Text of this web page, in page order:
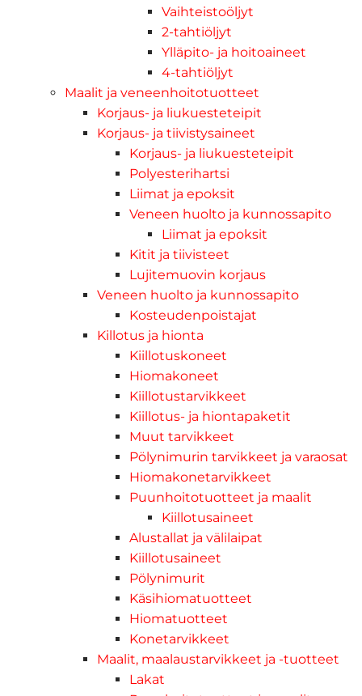
Vaihteistoöljyt
2-tahtiöljyt
Ylläpito- ja hoitoaineet
4-tahtiöljyt
Maalit ja veneenhoitotuotteet
Korjaus- ja liukuesteteipit
Korjaus- ja tiivistysaineet
Korjaus- ja liukuesteteipit
Polyesterihartsi
Liimat ja epoksit
Veneen huolto ja kunnossapito
Liimat ja epoksit
Kitit ja tiivisteet
Lujitemuovin korjaus
Veneen huolto ja kunnossapito
Kosteudenpoistajat
Killotus ja hionta
Kiillotuskoneet
Hiomakoneet
Kiillotustarvikkeet
Kiillotus- ja hiontapaketit
Muut tarvikkeet
Pölynimurin tarvikkeet ja varaosat
Hiomakonetarvikkeet
Puunhoitotuotteet ja maalit
Kiillotusaineet
Alustallat ja välilaipat
Kiillotusaineet
Pölynimurit
Käsihiomatuotteet
Hiomatuotteet
Konetarvikkeet
Maalit, maalaustarvikkeet ja -tuotteet
Lakat